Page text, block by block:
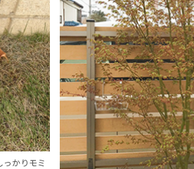
かりモミ